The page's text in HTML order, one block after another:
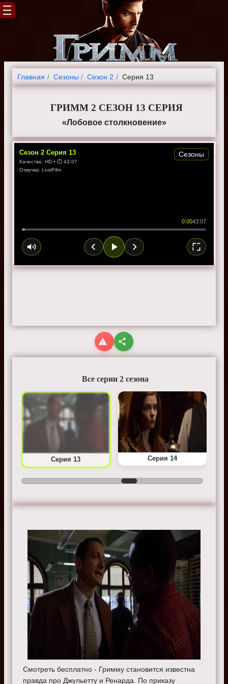
Главная Cезоны Сезон 2 Серия 13
ГРИММ 2 СЕЗОН 13 СЕРИЯ
«Лобовое столкновение»
Сезон 2 Серия 13
Качество: HD • ⏱ 43:07
Озвучка: LostFilm
0:0043:07
Сезоны
Все серии 2 сезона
Серия 13 Серия 14
Смотреть бесплатно - Гримму становится известна
правда про Джульетту и Ренарда. По приказу